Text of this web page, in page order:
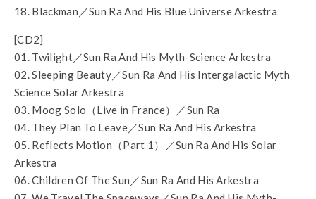
18. Blackman／Sun Ra And His Blue Universe Arkestra
[CD2]
01. Twilight／Sun Ra And His Myth-Science Arkestra
02. Sleeping Beauty／Sun Ra And His Intergalactic Myth
Science Solar Arkestra
03. Moog Solo（Live in France）／Sun Ra
04. They Plan To Leave／Sun Ra And His Arkestra
05. Reflects Motion（Part 1）／Sun Ra And His Solar
Arkestra
06. Children Of The Sun／Sun Ra And His Arkestra